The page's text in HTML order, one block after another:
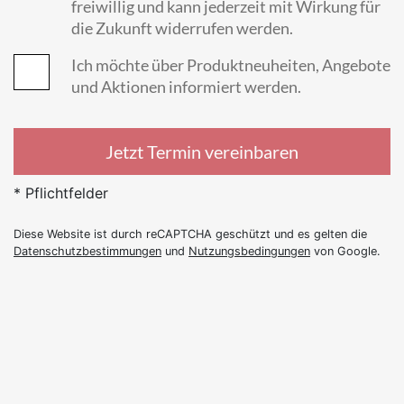
freiwillig und kann jederzeit mit Wirkung für
die Zukunft widerrufen werden.
Ich möchte über Produktneuheiten, Angebote
und Aktionen informiert werden.
Jetzt Termin vereinbaren
* Pflichtfelder
Diese Website ist durch reCAPTCHA geschützt und es gelten die
Datenschutzbestimmungen und Nutzungsbedingungen von Google.